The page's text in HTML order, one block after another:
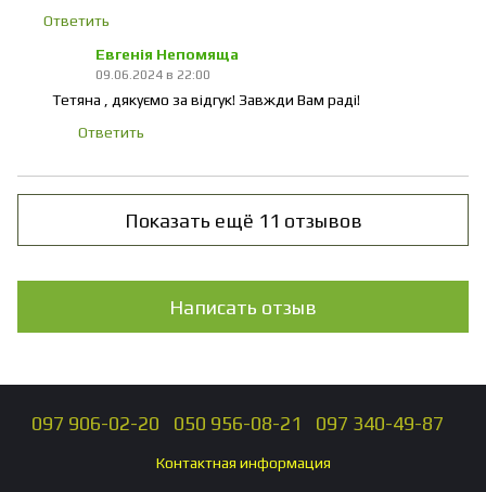
Ответить
Евгенія Непомяща
09.06.2024 в 22:00
Тетяна , дякуємо за відгук! Завжди Вам раді!
Ответить
Показать ещё 11 отзывов
Написать отзыв
097 906-02-20 050 956-08-21 097 340-49-87
Контактная информация